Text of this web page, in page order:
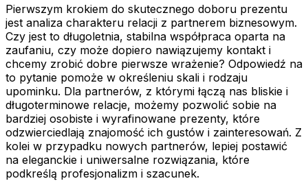
Pierwszym krokiem do skutecznego doboru prezentu
jest analiza charakteru relacji z partnerem biznesowym.
Czy jest to długoletnia, stabilna współpraca oparta na
zaufaniu, czy może dopiero nawiązujemy kontakt i
chcemy zrobić dobre pierwsze wrażenie? Odpowiedź na
to pytanie pomoże w określeniu skali i rodzaju
upominku. Dla partnerów, z którymi łączą nas bliskie i
długoterminowe relacje, możemy pozwolić sobie na
bardziej osobiste i wyrafinowane prezenty, które
odzwierciedlają znajomość ich gustów i zainteresowań. Z
kolei w przypadku nowych partnerów, lepiej postawić
na eleganckie i uniwersalne rozwiązania, które
podkreślą profesjonalizm i szacunek.